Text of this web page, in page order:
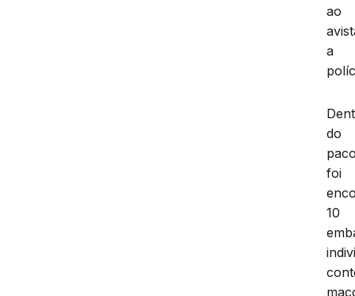
ao
a
do
foi
10